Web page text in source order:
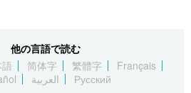
Русский
他の言語で読む
简体字 繁體字
Français
العربية Русский